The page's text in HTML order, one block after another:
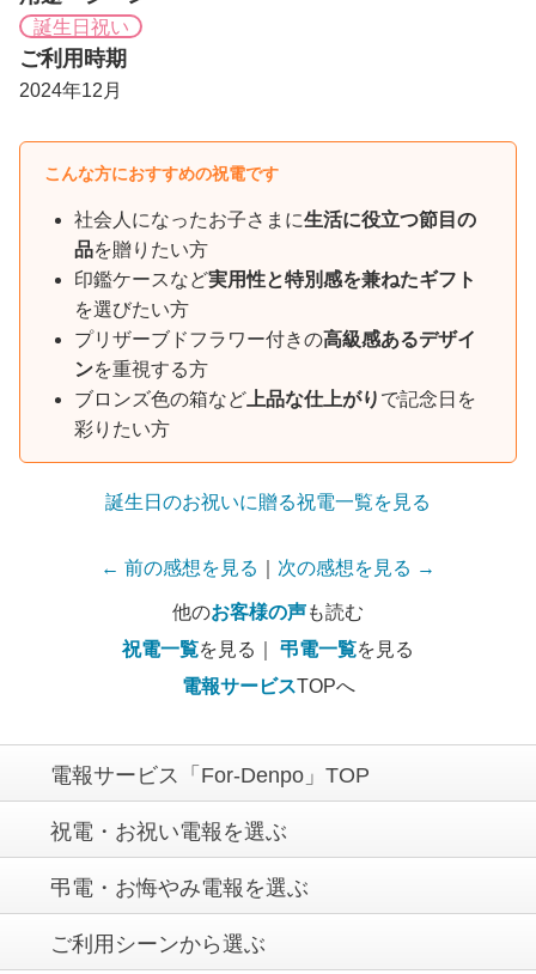
誕生日祝い
ご利用時期
2024年12月
こんな方におすすめの祝電です
社会人になったお子さまに生活に役立つ節目の
品を贈りたい方
印鑑ケースなど実用性と特別感を兼ねたギフト
を選びたい方
プリザーブドフラワー付きの高級感あるデザイ
ンを重視する方
ブロンズ色の箱など 上品な仕上がり で記念日を
彩りたい方
誕生日のお祝いに贈る祝電一覧を見る
← 前の感想を見る 次の感想を見る →
他のお客様の声も読む
祝電一覧を見る｜ 弔電一覧を見る
電報サービスTOPへ
電報サービス「For-Denpo」TOP
祝電・お祝い電報を選ぶ
弔電・お悔やみ電報を選ぶ
ご利用シーンから選ぶ